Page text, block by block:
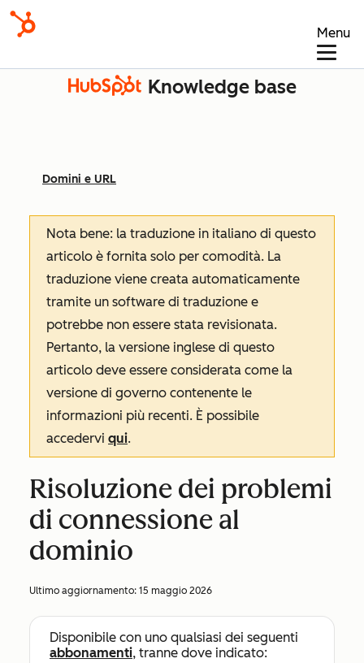
Menu
Knowledge base
Domini e URL
Nota bene: la traduzione in italiano di questo
articolo è fornita solo per comodità. La
traduzione viene creata automaticamente
tramite un software di traduzione e
potrebbe non essere stata revisionata.
Pertanto, la versione inglese di questo
articolo deve essere considerata come la
versione di governo contenente le
informazioni più recenti. È possibile
accedervi qui.
Risoluzione dei problemi
di connessione al
dominio
Ultimo aggiornamento: 15 maggio 2026
Disponibile con uno qualsiasi dei seguenti
abbonamenti, tranne dove indicato: